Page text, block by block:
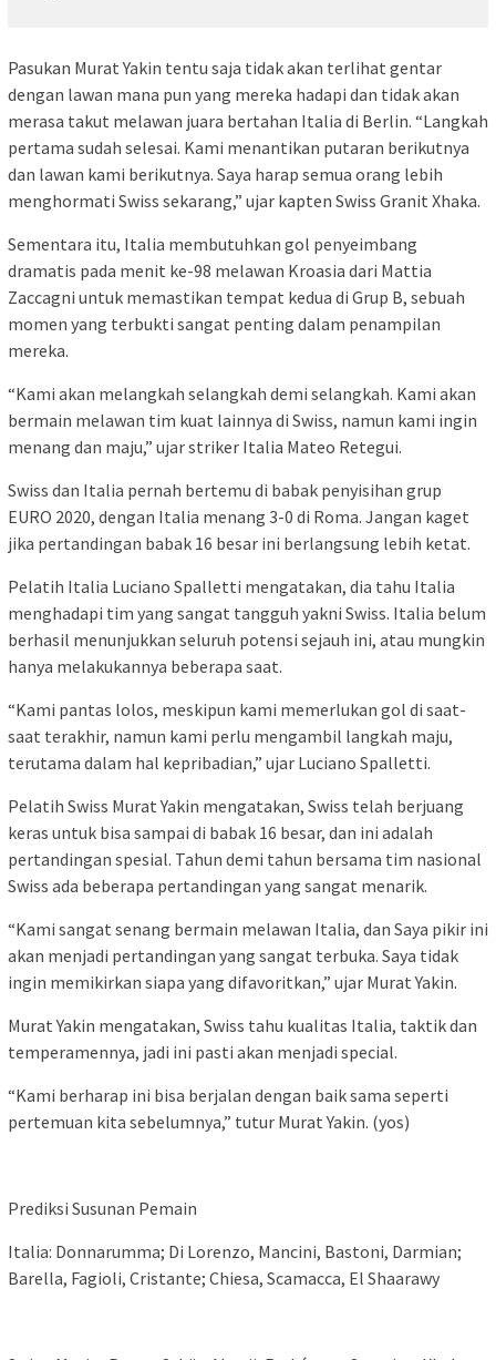
Pasukan Murat Yakin tentu saja tidak akan terlihat gentar
dengan lawan mana pun yang mereka hadapi dan tidak akan
merasa takut melawan juara bertahan Italia di Berlin. “Langkah
pertama sudah selesai. Kami menantikan putaran berikutnya
dan lawan kami berikutnya. Saya harap semua orang lebih
menghormati Swiss sekarang,” ujar kapten Swiss Granit Xhaka.
Sementara itu, Italia membutuhkan gol penyeimbang
dramatis pada menit ke-98 melawan Kroasia dari Mattia
Zaccagni untuk memastikan tempat kedua di Grup B, sebuah
momen yang terbukti sangat penting dalam penampilan
mereka.
“Kami akan melangkah selangkah demi selangkah. Kami akan
bermain melawan tim kuat lainnya di Swiss, namun kami ingin
menang dan maju,” ujar striker Italia Mateo Retegui.
Swiss dan Italia pernah bertemu di babak penyisihan grup
EURO 2020, dengan Italia menang 3-0 di Roma. Jangan kaget
jika pertandingan babak 16 besar ini berlangsung lebih ketat.
Pelatih Italia Luciano Spalletti mengatakan, dia tahu Italia
menghadapi tim yang sangat tangguh yakni Swiss. Italia belum
berhasil menunjukkan seluruh potensi sejauh ini, atau mungkin
hanya melakukannya beberapa saat.
“Kami pantas lolos, meskipun kami memerlukan gol di saat-
saat terakhir, namun kami perlu mengambil langkah maju,
terutama dalam hal kepribadian,” ujar Luciano Spalletti.
Pelatih Swiss Murat Yakin mengatakan, Swiss telah berjuang
keras untuk bisa sampai di babak 16 besar, dan ini adalah
pertandingan spesial. Tahun demi tahun bersama tim nasional
Swiss ada beberapa pertandingan yang sangat menarik.
“Kami sangat senang bermain melawan Italia, dan Saya pikir ini
akan menjadi pertandingan yang sangat terbuka. Saya tidak
ingin memikirkan siapa yang difavoritkan,” ujar Murat Yakin.
Murat Yakin mengatakan, Swiss tahu kualitas Italia, taktik dan
temperamennya, jadi ini pasti akan menjadi special.
“Kami berharap ini bisa berjalan dengan baik sama seperti
pertemuan kita sebelumnya,” tutur Murat Yakin. (yos)
Prediksi Susunan Pemain
Italia: Donnarumma; Di Lorenzo, Mancini, Bastoni, Darmian;
Barella, Fagioli, Cristante; Chiesa, Scamacca, El Shaarawy